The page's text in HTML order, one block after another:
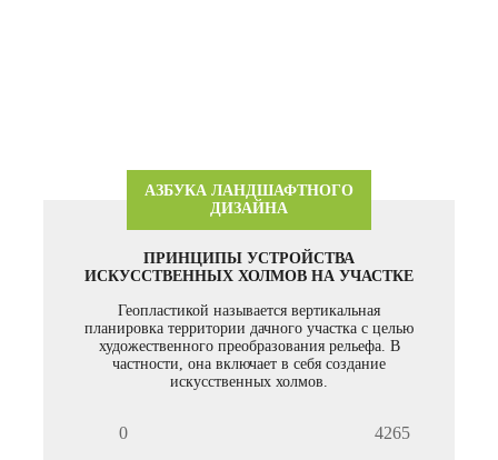
АЗБУКА ЛАНДШАФТНОГО
ДИЗАЙНА
ПРИНЦИПЫ УСТРОЙСТВА
ИСКУССТВЕННЫХ ХОЛМОВ НА УЧАСТКЕ
Геопластикой называется вертикальная
планировка территории дачного участка с целью
художественного преобразования рельефа. В
частности, она включает в себя создание
искусственных холмов.
0 4265